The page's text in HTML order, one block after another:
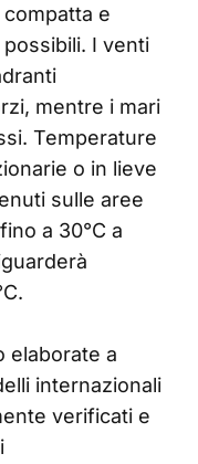
e
I venti
mentre i mari
Temperature
o in lieve
sulle aree
a 30°C a
elaborate a
internazionali
verificati e